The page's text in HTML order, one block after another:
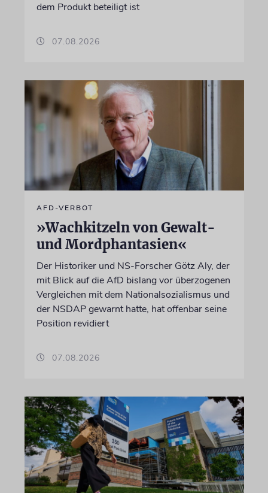
dem Produkt beteiligt ist
07.08.2026
AFD-VERBOT
»Wachkitzeln von Gewalt-
und Mordphantasien«
Der Historiker und NS-Forscher Götz Aly, der
mit Blick auf die AfD bislang vor überzogenen
Vergleichen mit dem Nationalsozialismus und
der NSDAP gewarnt hatte, hat offenbar seine
Position revidiert
07.08.2026